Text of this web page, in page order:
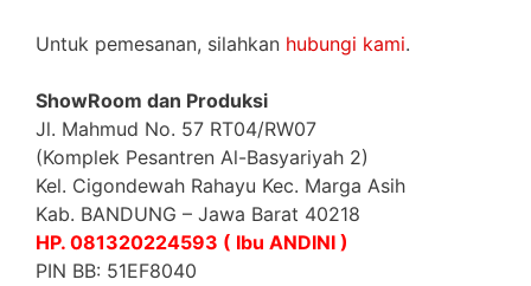
Untuk pemesanan, silahkan hubungi kami.
ShowRoom dan Produksi
Jl. Mahmud No. 57 RT04/RW07
(Komplek Pesantren Al-Basyariyah 2)
Kel. Cigondewah Rahayu Kec. Marga Asih
Kab. BANDUNG – Jawa Barat 40218
HP. 081320224593 ( Ibu ANDINI )
PIN BB: 51EF8040